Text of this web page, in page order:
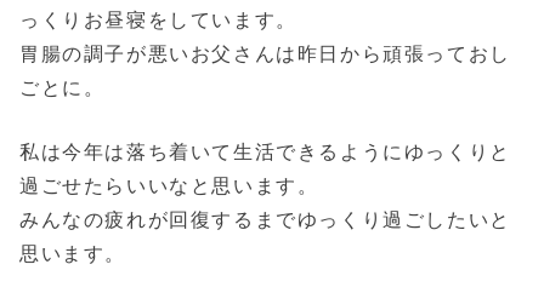
っくりお昼寝をしています。
胃腸の調子が悪いお父さんは昨日から頑張っておし
ごとに。
私は今年は落ち着いて生活できるようにゆっくりと
過ごせたらいいなと思います。
みんなの疲れが回復するまでゆっくり過ごしたいと
思います。